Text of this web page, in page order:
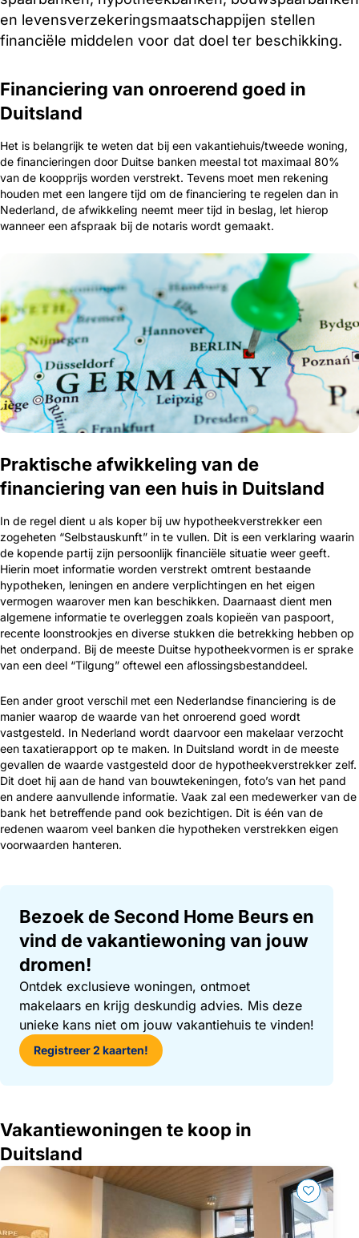
en levensverzekeringsmaatschappijen stellen
financiële middelen voor dat doel ter beschikking.
Financiering van onroerend goed in
Duitsland
Het is belangrijk te weten dat bij een vakantiehuis/tweede woning,
de financieringen door Duitse banken meestal tot maximaal 80%
van de koopprijs worden verstrekt. Tevens moet men rekening
houden met een langere tijd om de financiering te regelen dan in
Nederland, de afwikkeling neemt meer tijd in beslag, let hierop
wanneer een afspraak bij de notaris wordt gemaakt.
Praktische afwikkeling van de
financiering van een huis in Duitsland
In de regel dient u als koper bij uw hypotheekverstrekker een
zogeheten “Selbstauskunft” in te vullen. Dit is een verklaring waarin
de kopende partij zijn persoonlijk financiële situatie weer geeft.
Hierin moet informatie worden verstrekt omtrent bestaande
hypotheken, leningen en andere verplichtingen en het eigen
vermogen waarover men kan beschikken. Daarnaast dient men
algemene informatie te overleggen zoals kopieën van paspoort,
recente loonstrookjes en diverse stukken die betrekking hebben op
het onderpand. Bij de meeste Duitse hypotheekvormen is er sprake
van een deel “Tilgung” oftewel een aflossingsbestanddeel.
Een ander groot verschil met een Nederlandse financiering is de
manier waarop de waarde van het onroerend goed wordt
vastgesteld. In Nederland wordt daarvoor een makelaar verzocht
een taxatierapport op te maken. In Duitsland wordt in de meeste
gevallen de waarde vastgesteld door de hypotheekverstrekker zelf.
Dit doet hij aan de hand van bouwtekeningen, foto’s van het pand
en andere aanvullende informatie. Vaak zal een medewerker van de
bank het betreffende pand ook bezichtigen. Dit is één van de
redenen waarom veel banken die hypotheken verstrekken eigen
voorwaarden hanteren.
Bezoek de Second Home Beurs en
vind de vakantiewoning van jouw
dromen!
Ontdek exclusieve woningen, ontmoet
makelaars en krijg deskundig advies. Mis deze
unieke kans niet om jouw vakantiehuis te vinden!
Registreer 2 kaarten!
Vakantiewoningen te koop in
Duitsland